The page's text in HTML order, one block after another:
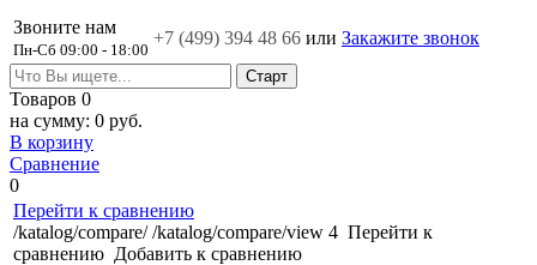
Звоните нам
Пн-Сб 09:00 - 18:00
+7 (499) 394 48 66 или Закажите звонок
Товаров 0
на сумму: 0 руб.
В корзину
Сравнение
0
Перейти к сравнению
/katalog/compare/ /katalog/compare/view 4 Перейти к
сравнению Добавить к сравнению